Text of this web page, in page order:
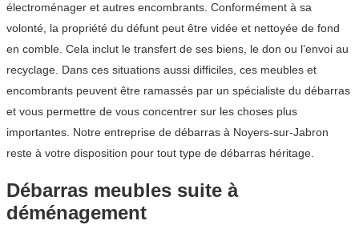
électroménager et autres encombrants. Conformément à sa
volonté, la propriété du défunt peut être vidée et nettoyée de fond
en comble. Cela inclut le transfert de ses biens, le don ou l’envoi au
recyclage. Dans ces situations aussi difficiles, ces meubles et
encombrants peuvent être ramassés par un spécialiste du débarras
et vous permettre de vous concentrer sur les choses plus
importantes. Notre entreprise de débarras à Noyers-sur-Jabron
reste à votre disposition pour tout type de débarras héritage.
Débarras meubles suite à
déménagement